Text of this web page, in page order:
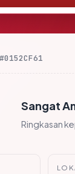
Sangat
Ringkasan